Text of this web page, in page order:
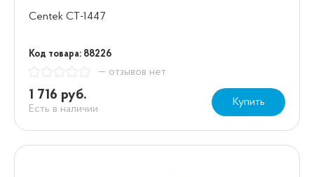
Centek CT-1447
Код товара: 88226
— отзывов нет
1 716 руб.
Есть в наличии
Купить